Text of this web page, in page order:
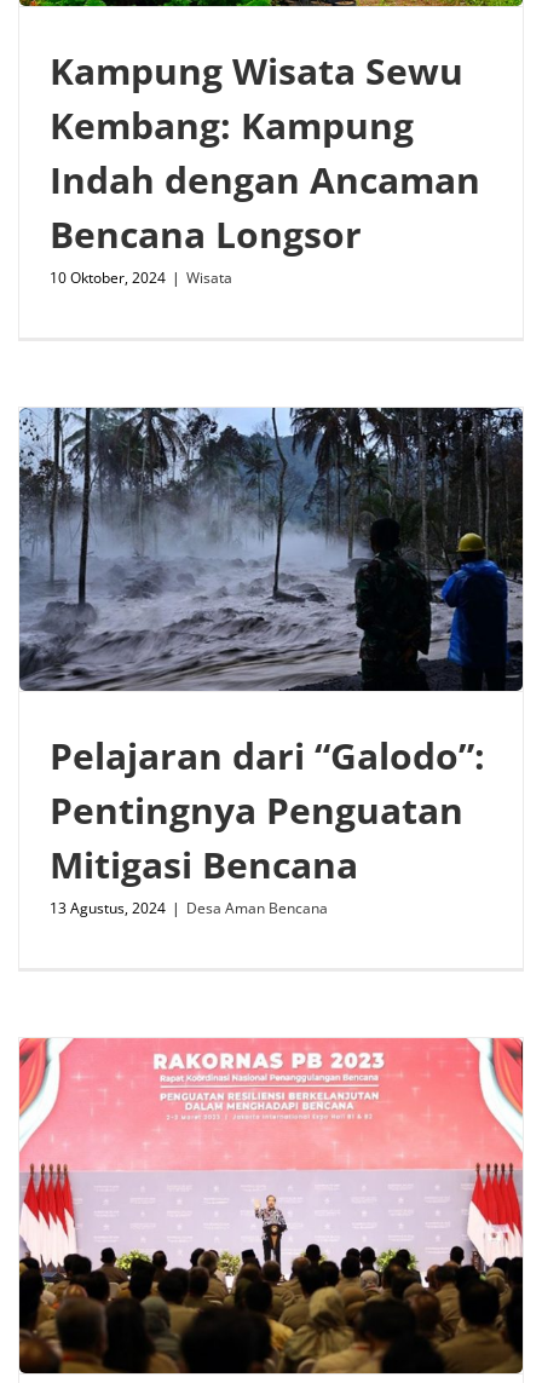
Kampung Wisata Sewu
Kembang: Kampung
Indah dengan Ancaman
Bencana Longsor
10 Oktober, 2024 | Wisata
Pelajaran dari “Galodo”:
Pentingnya Penguatan
Mitigasi Bencana
13 Agustus, 2024 | Desa Aman Bencana